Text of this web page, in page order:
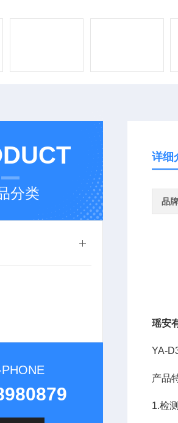
分类
详细
品牌
瑶安
YA-
产品
1.检